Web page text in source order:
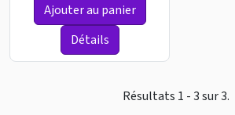
Ajouter au panier
Détails
Résultats 1 - 3 sur 3.